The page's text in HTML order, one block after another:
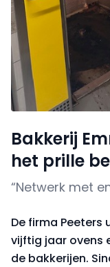
Bakkerij
het prille
“Netwerk met
De firma Peeters
vijftig jaar ovens
de bakkerijen.